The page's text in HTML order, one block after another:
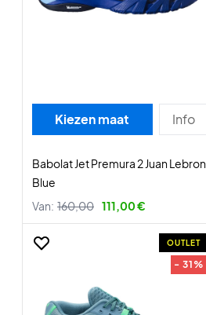
Kiezen maat Info
Babolat Jet Premura 2 Juan Lebron
Blue
Van: 160,00 111,00 €
OUTLET
- 31%